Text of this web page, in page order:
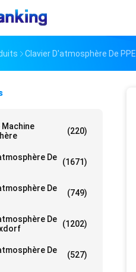
Clavier D'atmosphère De PPE
Machine
(220)
De
(1671)
De
(749)
De
(1202)
De
(527)